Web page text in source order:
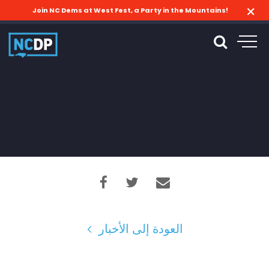
Join NC Dems at West Fest, a Party in the Mountains!
العودة إلى الأخبار